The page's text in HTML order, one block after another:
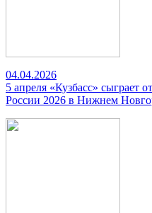
04.04.2026
5 апреля «Кузбасс» сыграет
России 2026 в Нижнем